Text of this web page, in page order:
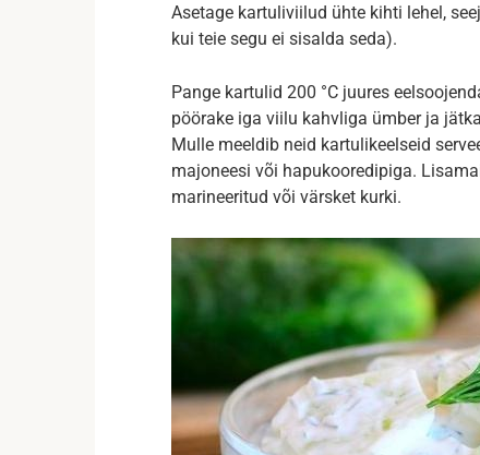
Asetage kartuliviilud ühte kihti lehel,
kui teie segu ei sisalda seda).
Pange kartulid 200 °C juures
pöörake iga viilu kahvliga ümber ja
Mulle meeldib neid kartulikeelseid
majoneesi või hapukooredipiga.
marineeritud või värsket kurki.